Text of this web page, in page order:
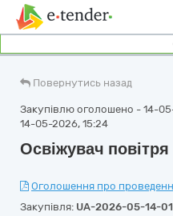
Повернутись назад
Закупівлю оголошено - 14-
14-05-2026, 15:24
Освіжувач повітря
Оголошення про
Закупівля: UA-2026-05-14-